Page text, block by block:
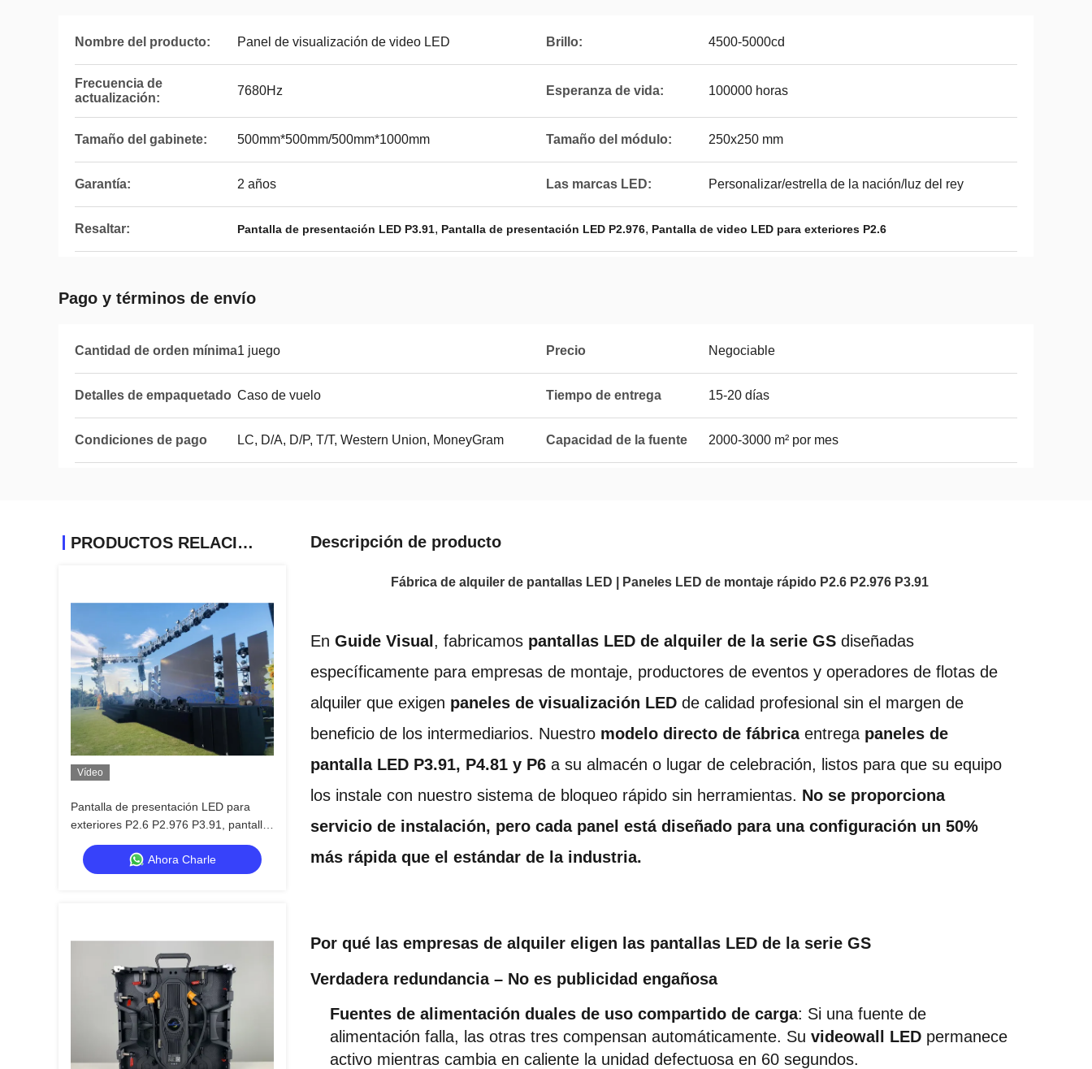
Nombre del producto: Panel de visualización de video LED Brillo: 4500-5000cd
Frecuencia de
actualización:
7680Hz Esperanza de vida: 100000 horas
Tamaño del gabinete: 500mm*500mm/500mm*1000mm Tamaño del módulo: 250x250 mm
Garantía: 2 años Las marcas LED: Personalizar/estrella de la nación/luz del rey
Resaltar: Pantalla de presentación LED P3.91, Pantalla de presentación LED P2.976, Pantalla de video LED para exteriores P2.6
Pago y términos de envío
Cantidad de orden mínima1 juego Precio Negociable
Detalles de empaquetado Caso de vuelo Tiempo de entrega 15-20 días
Condiciones de pago LC, D/A, D/P, T/T, Western Union, MoneyGram Capacidad de la fuente 2000-3000 m² por mes
PRODUCTOS RELACIONADOS
Vídeo
Pantalla de presentación LED para
exteriores P2.6 P2.976 P3.91, pantalla
de video
Ahora Charle
Descripción de producto
Fábrica de alquiler de pantallas LED | Paneles LED de montaje rápido P2.6 P2.976 P3.91
En Guide Visual , fabricamos pantallas LED de alquiler de la serie GS diseñadas
específicamente para empresas de montaje, productores de eventos y operadores de flotas de
alquiler que exigen paneles de visualización LED de calidad profesional sin el margen de
beneficio de los intermediarios. Nuestro modelo directo de fábrica entrega paneles de
pantalla LED P3.91, P4.81 y P6 a su almacén o lugar de celebración, listos para que su equipo
los instale con nuestro sistema de bloqueo rápido sin herramientas. No se proporciona
servicio de instalación, pero cada panel está diseñado para una configuración un 50%
más rápida que el estándar de la industria.
Por qué las empresas de alquiler eligen las pantallas LED de la serie GS
Verdadera redundancia – No es publicidad engañosa
Fuentes de alimentación duales de uso compartido de carga: Si una fuente de
alimentación falla, las otras tres compensan automáticamente. Su videowall LED permanece
activo mientras cambia en caliente la unidad defectuosa en 60 segundos.